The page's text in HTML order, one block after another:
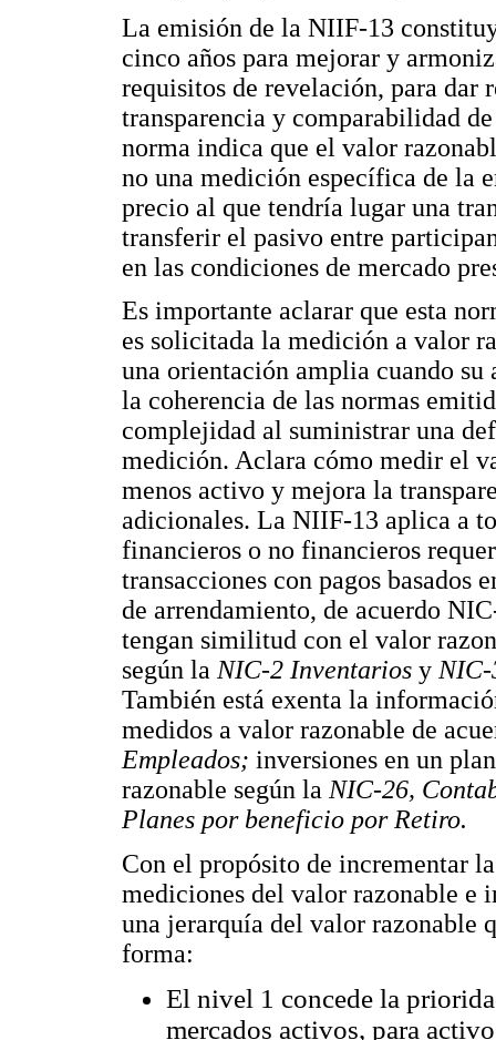
La emisión de la NIIF-13
cinco años para mejorar y
requisitos de revelación, para dar
transparencia y comparabilidad
norma indica que el valor
no una medición específica de la
precio al que tendría lugar una
transferir el pasivo entre
en las condiciones de mercado
Es importante aclarar que esta
es solicitada la medición a valor
una orientación amplia cuando
la coherencia de las normas
complejidad al suministrar una
medición. Aclara cómo medir el
menos activo y mejora la
adicionales. La NIIF-13 aplica a
financieros o no financieros
transacciones con pagos basados
de arrendamiento, de acuerdo
tengan similitud con el valor
según la NIC-2 Inventarios y NIC-
También está exenta la
medidos a valor razonable de
Empleados; inversiones en un
razonable según la NIC-26,
Planes por beneficio por Retiro.
Con el propósito de incrementar
mediciones del valor razonable e
una jerarquía del valor razonable
forma:
El nivel 1 concede la
mercados activos, para